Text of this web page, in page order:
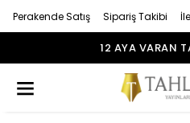
Perakende Satış Sipariş Takibi
12 AYA VARAN